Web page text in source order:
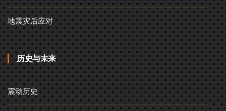
地震灾后应对
历史与未来
震动历史